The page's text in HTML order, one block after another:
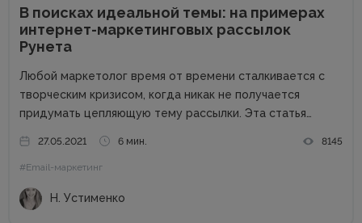
В поисках идеальной темы: на примерах
интернет-маркетинговых рассылок
Рунета
Любой маркетолог время от времени сталкивается с
творческим кризисом, когда никак не получается
придумать цепляющую тему рассылки. Эта статья
темы ведущие бренды Рунета используют сегодня, а
также получите общие советы по...
27.05.2021 6 мин. 8145
#Email-маркетинг
Н. Устименко